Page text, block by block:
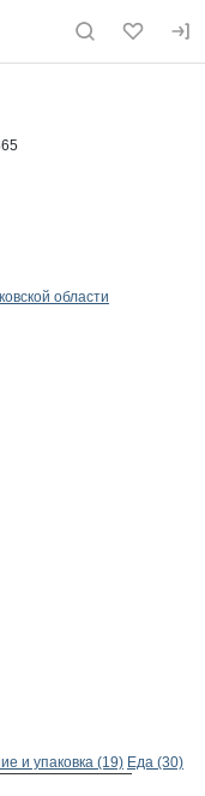
компании
области
компании
ООО
и упаковка (19) Еда (30)